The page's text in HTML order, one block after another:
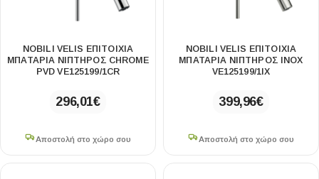
NOBILI VELIS ΕΠΙΤΟΊΧΙΑ
ΜΠΑΤΑΡΊΑ ΝΙΠΤΉΡΟΣ CHROME
PVD VE125199/1CR
296,01€
Αποστολή στο χώρο σου
NOBILI VELIS ΕΠΙΤΟΊΧΙΑ
ΜΠΑΤΑΡΊΑ ΝΙΠΤΉΡΟΣ INOX
VE125199/1IX
399,96€
Αποστολή στο χώρο σου